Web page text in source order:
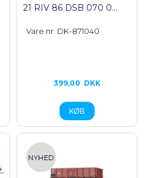
21 RIV 86 DSB 070 0...
Vare nr. DK-871040
399,00 DKK